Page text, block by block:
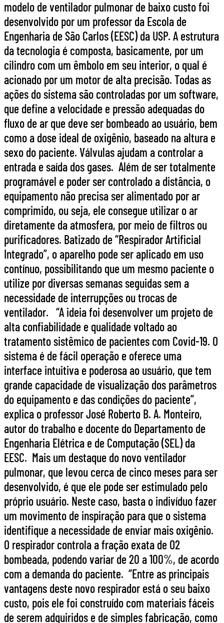
modelo de ventilador pulmonar de baixo custo foi
desenvolvido por um professor da Escola de
Engenharia de São Carlos (EESC) da USP. A estrutura
da tecnologia é composta, basicamente, por um
cilindro com um êmbolo em seu interior, o qual é
acionado por um motor de alta precisão. Todas as
ações do sistema são controladas por um software,
que define a velocidade e pressão adequadas do
fluxo de ar que deve ser bombeado ao usuário, bem
como a dose ideal de oxigênio, baseado na altura e
sexo do paciente. Válvulas ajudam a controlar a
entrada e saída dos gases. Além de ser totalmente
programável e poder ser controlado a distância, o
equipamento não precisa ser alimentado por ar
comprimido, ou seja, ele consegue utilizar o ar
diretamente da atmosfera, por meio de filtros ou
purificadores. Batizado de “Respirador Artificial
Integrado”, o aparelho pode ser aplicado em uso
contínuo, possibilitando que um mesmo paciente o
utilize por diversas semanas seguidas sem a
necessidade de interrupções ou trocas de
ventilador. “A ideia foi desenvolver um projeto de
alta confiabilidade e qualidade voltado ao
tratamento sistêmico de pacientes com Covid-19. O
sistema é de fácil operação e oferece uma
interface intuitiva e poderosa ao usuário, que tem
grande capacidade de visualização dos parâmetros
do equipamento e das condições do paciente”,
explica o professor José Roberto B. A. Monteiro,
autor do trabalho e docente do Departamento de
Engenharia Elétrica e de Computação (SEL) da
EESC. Mais um destaque do novo ventilador
pulmonar, que levou cerca de cinco meses para ser
desenvolvido, é que ele pode ser estimulado pelo
próprio usuário. Neste caso, basta o indivíduo fazer
um movimento de inspiração para que o sistema
identifique a necessidade de enviar mais oxigênio.
O respirador controla a fração exata de O2
bombeada, podendo variar de 20 a 100%, de acordo
com a demanda do paciente. “Entre as principais
vantagens deste novo respirador está o seu baixo
custo, pois ele foi construído com materiais fáceis
de serem adquiridos e de simples fabricação, como